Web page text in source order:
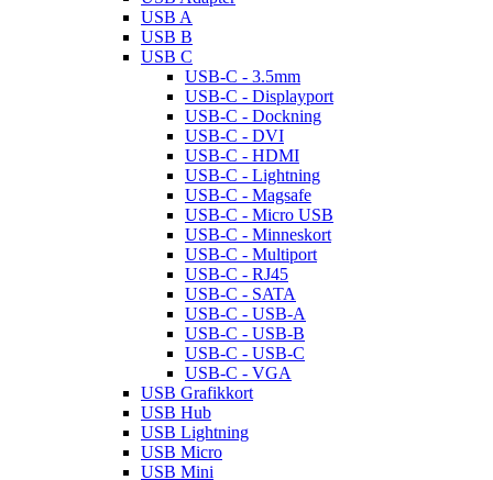
USB A
USB B
USB C
USB-C - 3.5mm
USB-C - Displayport
USB-C - Dockning
USB-C - DVI
USB-C - HDMI
USB-C - Lightning
USB-C - Magsafe
USB-C - Micro USB
USB-C - Minneskort
USB-C - Multiport
USB-C - RJ45
USB-C - SATA
USB-C - USB-A
USB-C - USB-B
USB-C - USB-C
USB-C - VGA
USB Grafikkort
USB Hub
USB Lightning
USB Micro
USB Mini